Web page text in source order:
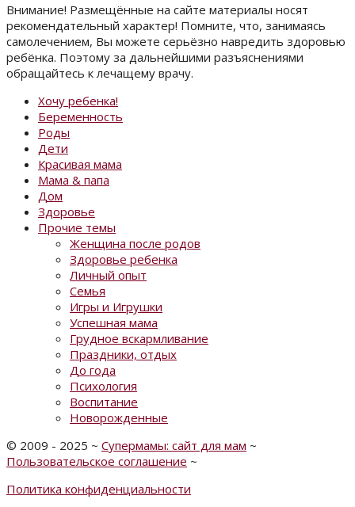
Внимание! Размещённые на сайте материалы носят
рекомендательный характер! Помните, что, занимаясь
самолечением, Вы можете серьёзно навредить здоровью
ребёнка. Поэтому за дальнейшими разъяснениями
обращайтесь к лечащему врачу.
Хочу ребенка!
Беременность
Роды
Дети
Красивая мама
Мама & папа
Дом
Здоровье
Прочие темы
Женщина после родов
Здоровье ребенка
Личный опыт
Семья
Игры и Игрушки
Успешная мама
Грудное вскармливание
Праздники, отдых
До года
Психология
Воспитание
Новорожденные
© 2009 - 2025 ~ Супермамы: сайт для мам ~
Пользовательское соглашение ~
Политика конфиденциальности